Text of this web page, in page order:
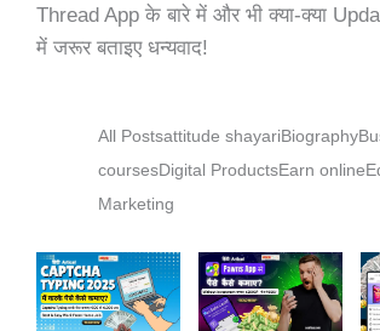
Thread App के बारे में और भी क्या-क्या
में जरूर बताइए धन्यवाद!
All Postsattitude shayariBiography
coursesDigital ProductsEarn online
Marketing